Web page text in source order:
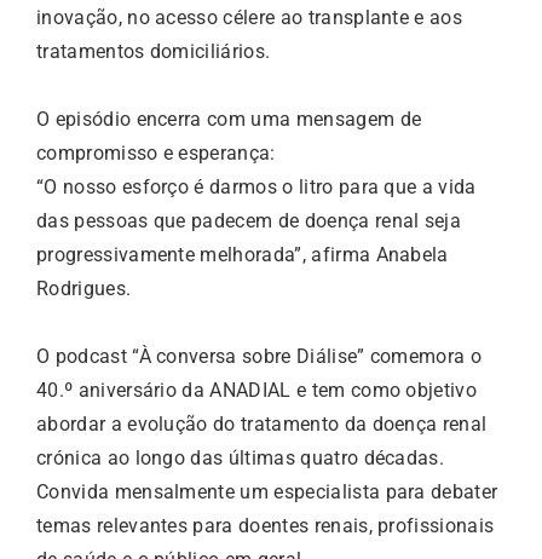
inovação, no acesso célere ao transplante e aos
tratamentos domiciliários.
O episódio encerra com uma mensagem de
compromisso e esperança:
“O nosso esforço é darmos o litro para que a vida
das pessoas que padecem de doença renal seja
progressivamente melhorada”, afirma Anabela
Rodrigues.
O podcast “À conversa sobre Diálise” comemora o
40.º aniversário da ANADIAL e tem como objetivo
abordar a evolução do tratamento da doença renal
crónica ao longo das últimas quatro décadas.
Convida mensalmente um especialista para debater
temas relevantes para doentes renais, profissionais